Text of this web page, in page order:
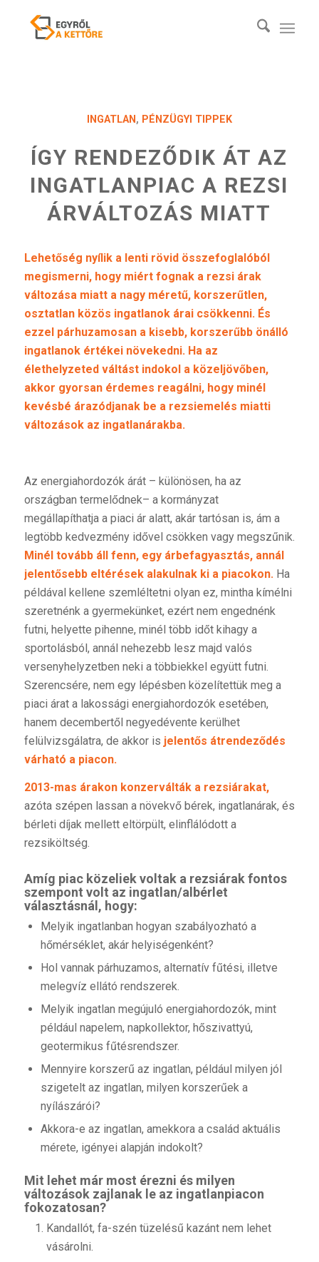
INGATLAN , PÉNZÜGYI TIPPEK
ÍGY RENDEZŐDIK ÁT AZ
INGATLANPIAC A REZSI
ÁRVÁLTOZÁS MIATT
Lehetőség nyílik a lenti rövid összefoglalóból
megismerni, hogy miért fognak a rezsi árak
változása miatt a nagy méretű, korszerűtlen,
osztatlan közös ingatlanok árai csökkenni. És
ezzel párhuzamosan a kisebb, korszerűbb önálló
ingatlanok értékei növekedni. Ha az
élethelyzeted váltást indokol a közeljövőben,
akkor gyorsan érdemes reagálni, hogy minél
kevésbé árazódjanak be a rezsiemelés miatti
változások az ingatlanárakba.
Az energiahordozók árát – különösen, ha az
országban termelődnek– a kormányzat
megállapíthatja a piaci ár alatt, akár tartósan is, ám a
legtöbb kedvezmény idővel csökken vagy megszűnik.
Minél tovább áll fenn, egy árbefagyasztás, annál
jelentősebb eltérések alakulnak ki a piacokon. Ha
példával kellene szemléltetni olyan ez, mintha kímélni
szeretnénk a gyermekünket, ezért nem engednénk
futni, helyette pihenne, minél több időt kihagy a
sportolásból, annál nehezebb lesz majd valós
versenyhelyzetben neki a többiekkel együtt futni.
Szerencsére, nem egy lépésben közelítettük meg a
piaci árat a lakossági energiahordozók esetében,
hanem decembertől negyedévente kerülhet
felülvizsgálatra, de akkor is jelentős átrendeződés
várható a piacon.
2013-mas árakon konzerválták a rezsiárakat,
azóta szépen lassan a növekvő bérek, ingatlanárak, és
bérleti díjak mellett eltörpült, elinflálódott a
rezsiköltség.
Amíg piac közeliek voltak a rezsiárak fontos
szempont volt az ingatlan/albérlet
választásnál, hogy:
Melyik ingatlanban hogyan szabályozható a
hőmérséklet, akár helyiségenként?
Hol vannak párhuzamos, alternatív fűtési, illetve
melegvíz ellátó rendszerek.
Melyik ingatlan megújuló energiahordozók, mint
például napelem, napkollektor, hőszivattyú,
geotermikus fűtésrendszer.
Mennyire korszerű az ingatlan, például milyen jól
szigetelt az ingatlan, milyen korszerűek a
nyílászárói?
Akkora-e az ingatlan, amekkora a család aktuális
mérete, igényei alapján indokolt?
Mit lehet már most érezni és milyen
változások zajlanak le az ingatlanpiacon
fokozatosan?
Kandallót, fa-szén tüzelésű kazánt nem lehet
vásárolni.